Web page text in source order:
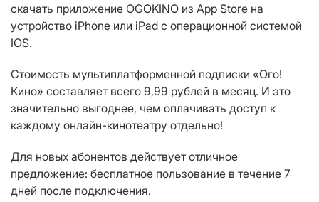
скачать приложение OGOKINO из App Store на
устройство iPhone или iPad с операционной системой
IOS.
Стоимость мультиплатформенной подписки «Ого!
Кино» составляет всего 9,99 рублей в месяц. И это
значительно выгоднее, чем оплачивать доступ к
каждому онлайн-кинотеатру отдельно!
Для новых абонентов действует отличное
предложение: бесплатное пользование в течение 7
дней после подключения.